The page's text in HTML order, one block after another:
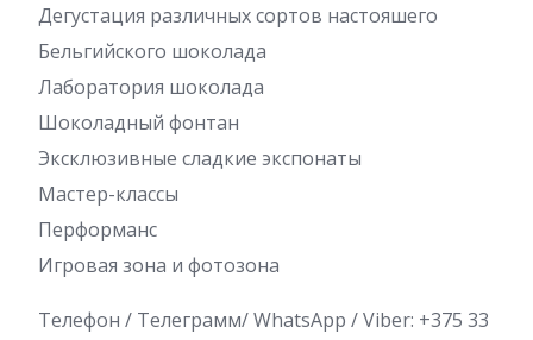
Дегустация различных сортов настояшего
Бельгийского шоколада
Лаборатория шоколада
Шоколадный фонтан
Эксклюзивные сладкие экспонаты
Мастер-классы
Перформанс
Игровая зона и фотозона
Телефон / Телеграмм/ WhatsApp / Viber: +375 33